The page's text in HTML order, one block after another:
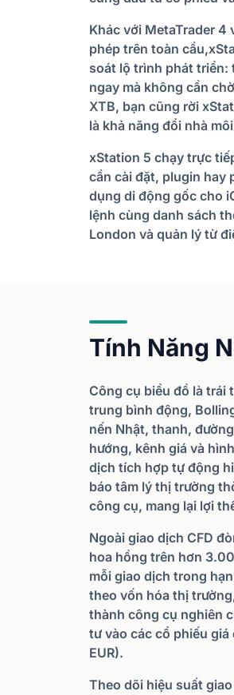
Khác với MetaTrader 4
phép trên toàn
soát lộ trình phát triển:
ngay mà không cần
XTB, bạn cũng rời
là khả năng đổi nhà
xStation 5 chạy trực
cần cài đặt, plugin hay
dụng di động gốc cho
lệnh cùng danh sách
London và quản lý từ
Tính Năng
Công cụ biểu đồ là trái
trung bình động,
nến Nhật, thanh,
hướng, kênh giá và
dịch tích hợp tự động
báo tâm lý thị trường
công cụ, mang lại lợi
Ngoài giao dịch CFD
hoa hồng trên hơn
mỗi giao dịch trong
theo vốn hóa thị
thành công cụ nghiên
tư vào các cổ phiếu
EUR).
Theo dõi hiệu suất